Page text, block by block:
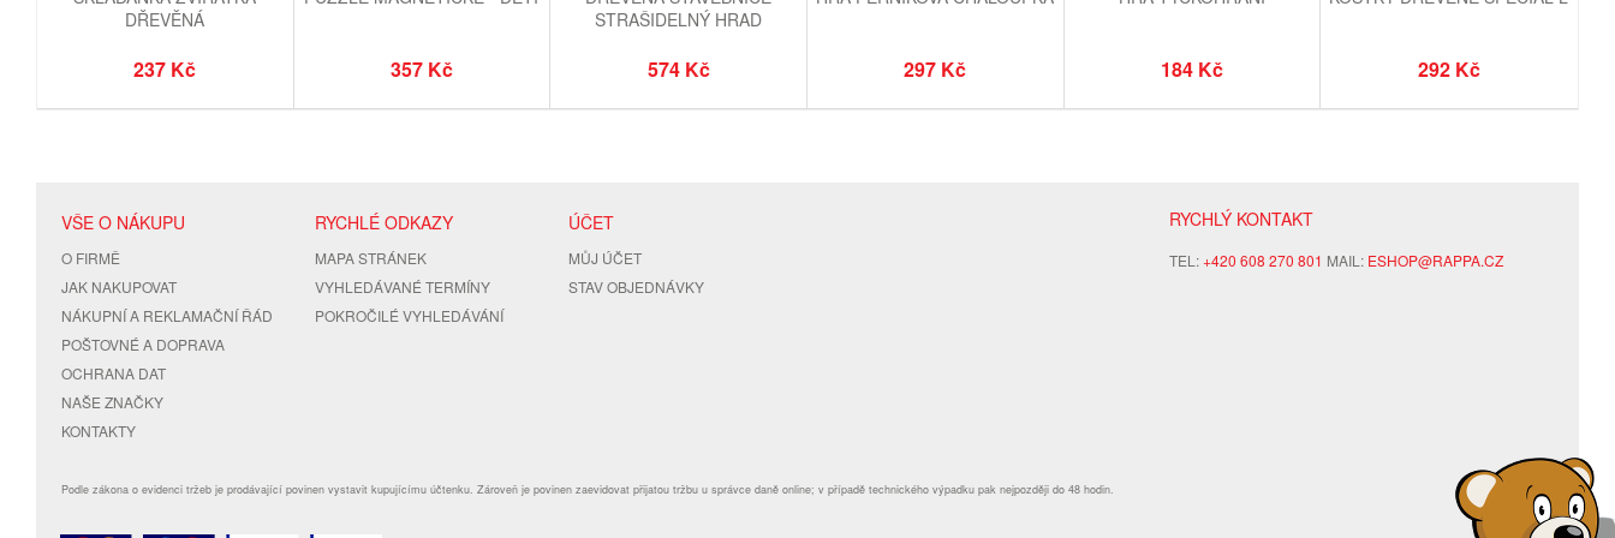
DŘEVĚNÁ
237 Kč 357 Kč
STRAŠIDELNÝ HRAD
574 Kč 297 Kč 184 Kč 292 Kč
RYCHLÝ KONTAKT
TEL:+420 608 270 801 MAIL: ESHOP@RAPPA.CZ
VŠE O NÁKUPU
O FIRMĚ
JAK NAKUPOVAT
NÁKUPNÍ A REKLAMAČNÍ ŘÁD
POŠTOVNÉ A DOPRAVA
OCHRANA DAT
NAŠE ZNAČKY
KONTAKTY
RYCHLÉ ODKAZY
MAPA STRÁNEK
VYHLEDÁVANÉ TERMÍNY
POKROČILÉ VYHLEDÁVÁNÍ
ÚČET
MŮJ ÚČET
STAV OBJEDNÁVKY
Podle zákona o evidenci tržeb je prodávající povinen vystavit kupujícímu účtenku. Zároveň je povinen zaevidovat přijatou tržbu u správce daně online; v případě technického výpadku pak nejpozději do 48 hodin.